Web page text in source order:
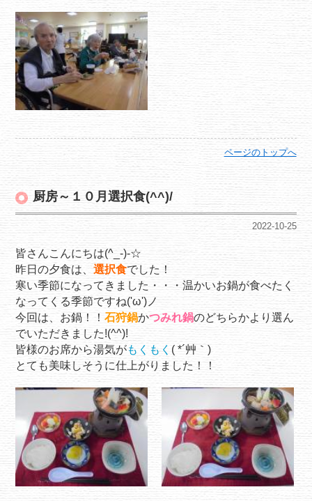
ページのトップへ
厨房～１０月選択食(^^)/
2022-10-25
皆さんこんにちは(^_-)-☆
昨日の夕食は、選択食でした！
寒い季節になってきました・・・温かいお鍋が食べたく
なってくる季節ですね('ω')ノ
今回は、お鍋！！石狩鍋かつみれ鍋のどちらかより選ん
でいただきました!(^^)!
皆様のお席から湯気がもくもく ( *´艸｀)
とても美味しそうに仕上がりました！！